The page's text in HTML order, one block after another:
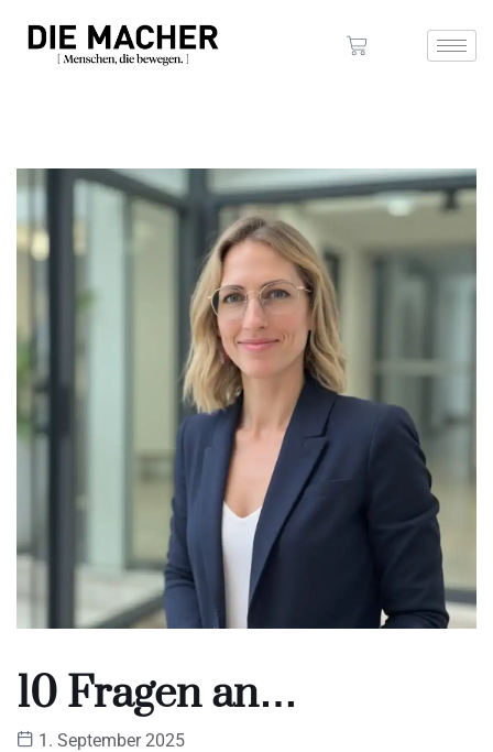
10 Fragen an…
1. September 2025